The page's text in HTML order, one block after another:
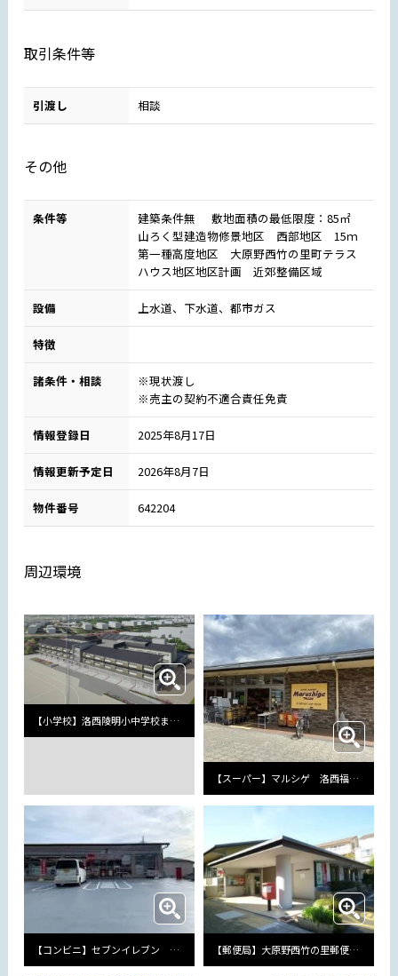
取引条件等
引渡し 相談
その他
条件等
建築条件無 敷地面積の最低限度：85㎡
山ろく型建造物修景地区 西部地区 15ｍ
第一種高度地区 大原野西竹の里町テラス
ハウス地区地区計画 近郊整備区域
設備 上水道、下水道、都市ガス
特徴
諸条件・相談
※現状渡し
※売主の契約不適合責任免責
情報登録日 2025年8月17日
情報更新予定日 2026年8月7日
物件番号 642204
周辺環境
【小学校】洛西陵明小中学校まで1180m
【スーパー】マルシゲ 洛西福西店まで1600m
【コンビニ】セブンイレブン 洛西境谷店まで750m 【郵便局】大原野西竹の里郵便局まで400m